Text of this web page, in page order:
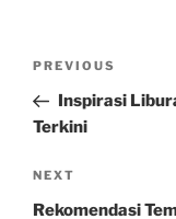
Previous
Post
PREVIOUS
Inspirasi
Terkini
Next
Post
NEXT
Rekomendasi